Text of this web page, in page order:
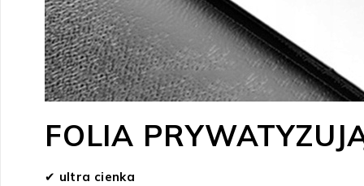
FOLIA
✔ ultra cienka